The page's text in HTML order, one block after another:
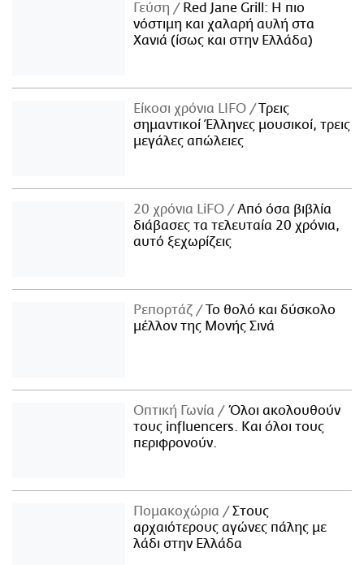
Γεύση
Red Jane Grill: Η πιο
νόστιμη και χαλαρή αυλή στα
Χανιά (ίσως και στην Ελλάδα)
Είκοσι χρόνια LIFO
Tρεις
σημαντικοί Έλληνες μουσικοί, τρεις
μεγάλες απώλειες
20 χρόνια LiFO
Από όσα βιβλία
διάβασες τα τελευταία 20 χρόνια,
αυτό ξεχωρίζεις
Ρεπορτάζ
Το θολό και δύσκολο
μέλλον της Μονής Σινά
Οπτική Γωνία
Όλοι ακολουθούν
τους influencers. Και όλοι τους
περιφρονούν.
Πομακοχώρια
Στους
αρχαιότερους αγώνες πάλης με
λάδι στην Ελλάδα